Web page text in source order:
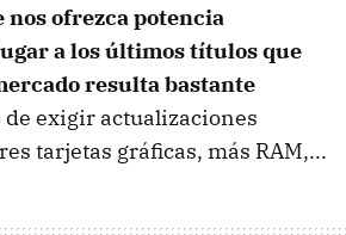
nos ofrezca potencia
a los últimos títulos que
resulta bastante
de exigir actualizaciones
tarjetas gráficas, más RAM,...